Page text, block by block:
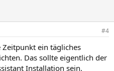
#4
ein tägliches
Das sollte eigentlich der
Installation sein.